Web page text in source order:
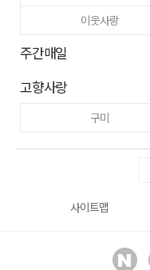
이웃사랑
주간매일
고향사랑
구미
사이트맵